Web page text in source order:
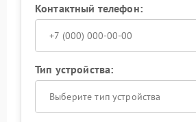
Контактный телефон:
Тип устройства:
Выберите тип устройства